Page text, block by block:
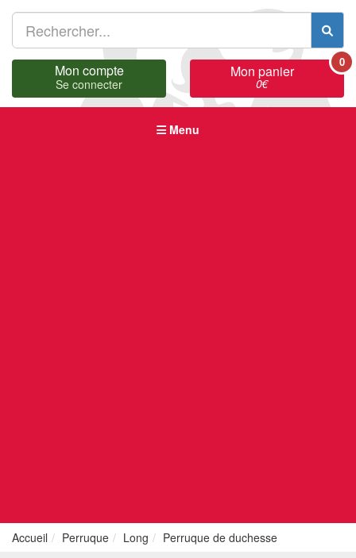
Mon compte
Se connecter
Mon panier
0€
0
Menu
Accueil Perruque Long Perruque de duchesse